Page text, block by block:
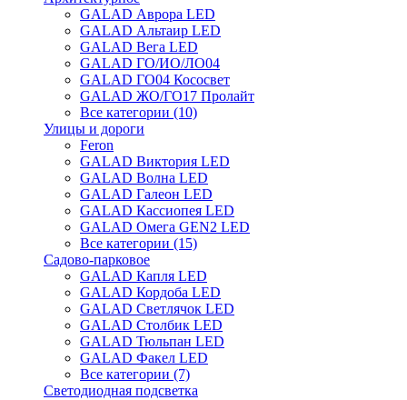
GALAD Аврора LED
GALAD Альтаир LED
GALAD Вега LED
GALAD ГО/ИО/ЛО04
GALAD ГО04 Кососвет
GALAD ЖО/ГО17 Пролайт
Все категории (10)
Улицы и дороги
Feron
GALAD Виктория LED
GALAD Волна LED
GALAD Галеон LED
GALAD Кассиопея LED
GALAD Омега GEN2 LED
Все категории (15)
Садово-парковое
GALAD Капля LED
GALAD Кордоба LED
GALAD Светлячок LED
GALAD Столбик LED
GALAD Тюльпан LED
GALAD Факел LED
Все категории (7)
Светодиодная подсветка